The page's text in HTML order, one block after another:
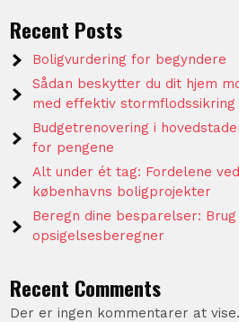
Recent Posts
Boligvurdering for begyndere
Sådan beskytter du dit hjem
med effektiv stormflodssikring
Budgetrenovering i
for pengene
Alt under ét tag: Fordelene
københavns boligprojekter
Beregn dine besparelser:
opsigelsesberegner
Recent Comments
Der er ingen kommentarer at vise.